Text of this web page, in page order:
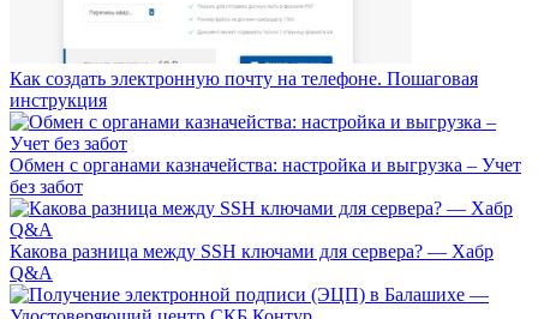
Как создать электронную почту на телефоне. Пошаговая
инструкция
Обмен с органами казначейства: настройка и выгрузка – Учет
без забот
Какова разница между SSH ключами для сервера? — Хабр
Q&A